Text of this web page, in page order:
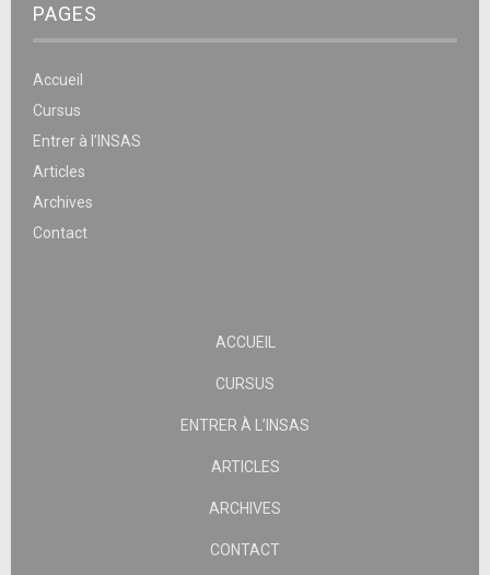
PAGES
Accueil
Cursus
Entrer à l’INSAS
Articles
Archives
Contact
ACCUEIL
CURSUS
ENTRER À L’INSAS
ARTICLES
ARCHIVES
CONTACT